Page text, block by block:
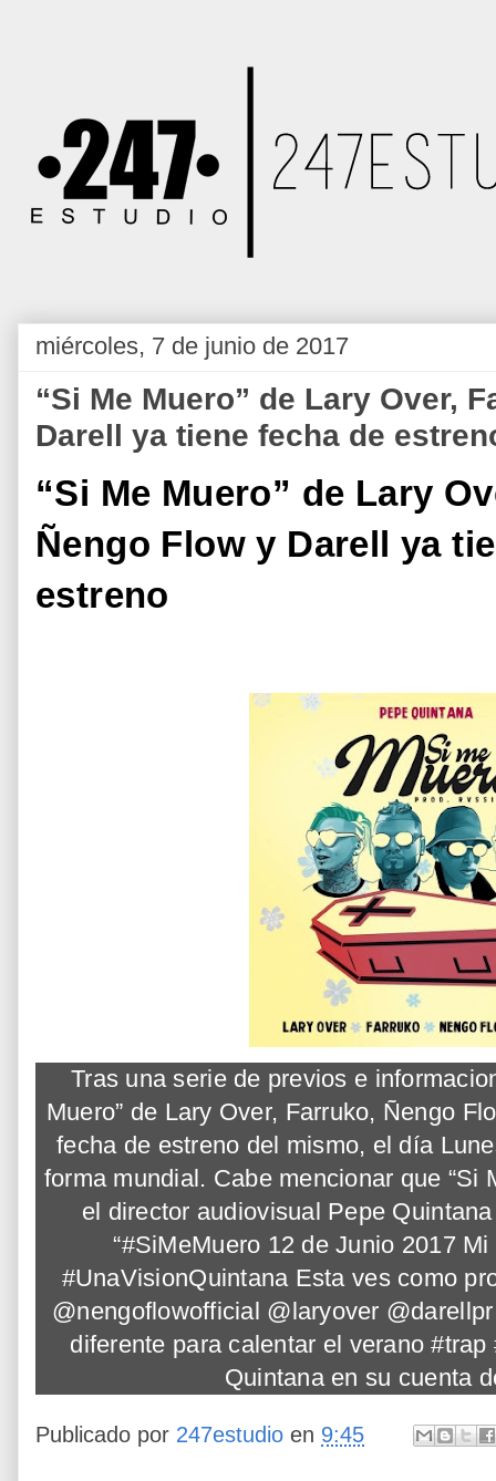
miércoles, 7 de junio de 2017
“Si Me Muero” de Lary Over,
Darell ya tiene fecha de
“Si Me Muero” de Lary
Ñengo Flow y Darell ya
estreno
Tras una serie de previos e
Muero” de Lary Over, Farruko, Ñengo
fecha de estreno del mismo, el día
forma mundial. Cabe mencionar que “Si
el director audiovisual Pepe
“#SiMeMuero 12 de Junio 2017
#UnaVisionQuintana Esta ves como
@nengoflowofficial @laryover
diferente para calentar el verano
Quintana en su cuenta
Publicado por 247estudio en 9:45